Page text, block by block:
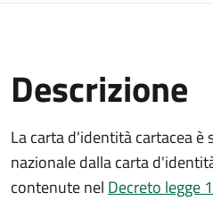
Descrizione
La carta d'identità cartacea
nazionale dalla carta
contenute nel Decreto legge